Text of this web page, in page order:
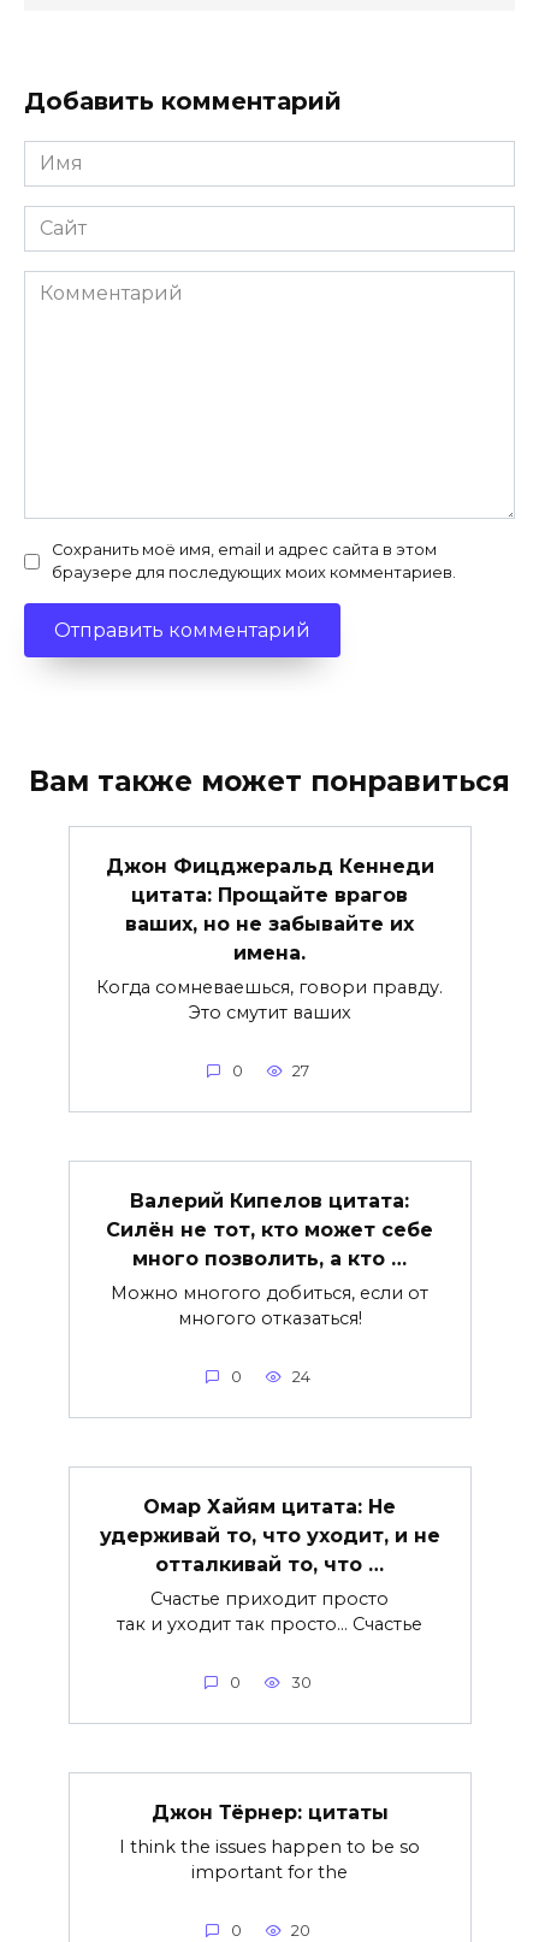
Добавить комментарий
Имя
*
Сайт
Комментарий
Сохранить моё имя, email и адрес сайта в этом
браузере для последующих моих комментариев.
Вам также может понравиться
Джон Фицджеральд Кеннеди
цитата: Прощайте врагов
ваших, но не забывайте их
имена.
Когда сомневаешься, говори правду.
Это смутит ваших
0 27
Валерий Кипелов цитата:
Силён не тот, кто может себе
много позволить, а кто …
Можно многого добиться, если от
многого отказаться!
0 24
Омар Хайям цитата: Не
удерживай то, что уходит, и не
отталкивай то, что …
Счастье приходит просто
так и уходит так просто… Счастье
0 30
Джон Тёрнер: цитаты
I think the issues happen to be so
important for the
0 20